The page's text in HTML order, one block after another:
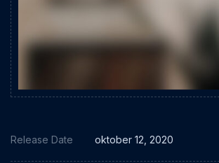
Release Date oktober 12, 2020